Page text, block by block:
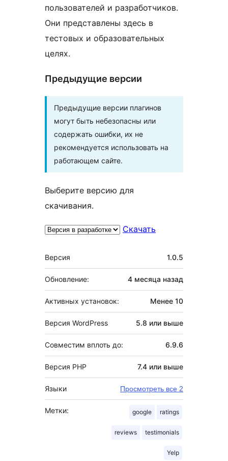
пользователей и разработчиков.
Они представлены здесь в
тестовых и образовательных
целях.
Предыдущие версии
Предыдущие версии плагинов
могут быть небезопасны или
содержать ошибки, их не
рекомендуется использовать на
работающем сайте.
Выберите версию для
скачивания.
Скачать
Мета
Версия 1.0.5
Обновление: 4 месяца назад
Активных установок: Менее 10
Версия WordPress 5.8 или выше
Совместим вплоть до: 6.9.6
Версия PHP 7.4 или выше
Языки Просмотреть все 2
Метки: google ratings
reviews testimonials
Yelp